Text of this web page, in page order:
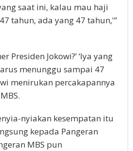
saat ini, kalau mau haji
tahun, ada yang 47 tahun,'”
Presiden Jokowi?’ ‘Iya yang
menunggu sampai 47
menirukan percakapannya
nyiakan kesempatan itu
kepada Pangeran
MBS pun